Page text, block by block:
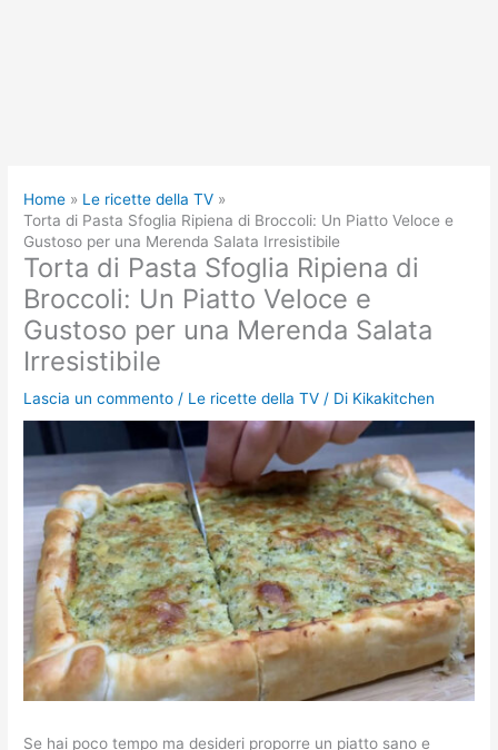
Home
Le ricette della TV
Torta di Pasta Sfoglia Ripiena di Broccoli: Un Piatto Veloce e
Gustoso per una Merenda Salata Irresistibile
Torta di Pasta Sfoglia Ripiena di
Broccoli: Un Piatto Veloce e
Gustoso per una Merenda Salata
Irresistibile
Lascia un commento / Le ricette della TV / Di Kikakitchen
Se hai poco tempo ma desideri proporre un piatto sano e